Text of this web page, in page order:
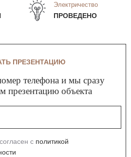
Электричество
ПРОВЕДЕНО
ПРЕЗЕНТАЦИЮ
телефона и мы сразу
презентацию объекта
с политикой